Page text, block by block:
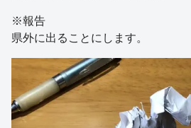
※報告
県外に出ることにします。